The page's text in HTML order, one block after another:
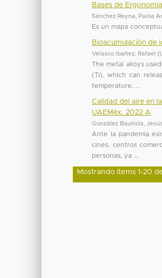
Bases de Ergonomía
Sánchez Reyna, Paola
Es un mapa
Bioacumulación de
Velasco Ibañez, Rafael (
The metal alloys
(Ti), which can
temperature, ...
Calidad del aire en
UAEMéx. 2022 A
González Bautista,
Ante la pandemia
cines, centros
personas, ya ...
Mostrando ítems 1-20